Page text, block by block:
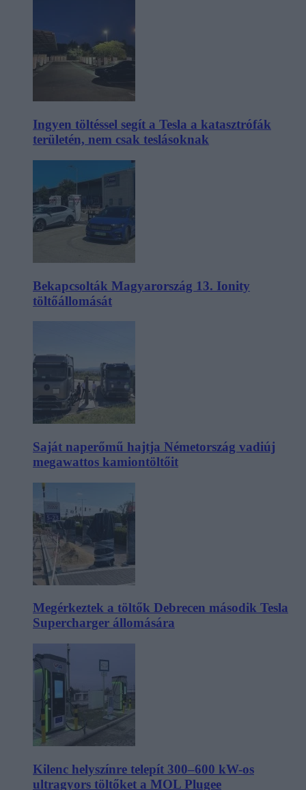
Ingyen töltéssel segít a Tesla a katasztrófák
területén, nem csak teslásoknak
Bekapcsolták Magyarország 13. Ionity
töltőállomását
Saját naperőmű hajtja Németország vadiúj
megawattos kamiontöltőit
Megérkeztek a töltők Debrecen második Tesla
Supercharger állomására
Kilenc helyszínre telepít 300–600 kW-os
ultragyors töltőket a MOL Plugee